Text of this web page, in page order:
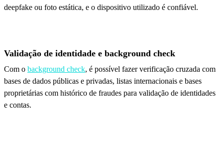
deepfake ou foto estática, e o dispositivo utilizado é confiável.
Validação de identidade e background check
Com o background check, é possível fazer verificação cruzada com
bases de dados públicas e privadas, listas internacionais e bases
proprietárias com histórico de fraudes para validação de identidades
e contas.